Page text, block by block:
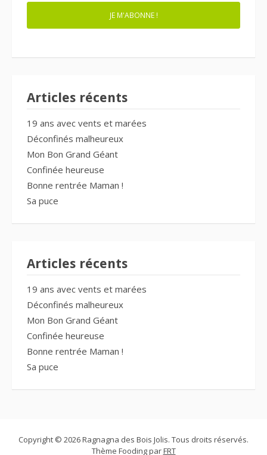
JE M'ABONNE !
Articles récents
19 ans avec vents et marées
Déconfinés malheureux
Mon Bon Grand Géant
Confinée heureuse
Bonne rentrée Maman !
Sa puce
Articles récents
19 ans avec vents et marées
Déconfinés malheureux
Mon Bon Grand Géant
Confinée heureuse
Bonne rentrée Maman !
Sa puce
Copyright © 2026 Ragnagna des Bois Jolis. Tous droits réservés.
Thème Fooding parFRT